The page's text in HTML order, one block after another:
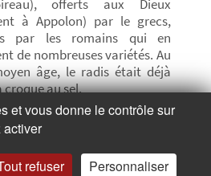
offerts aux Dieux
à Appolon) par le grecs,
par les romains qui en
de nombreuses variétés. Au
âge, le radis était déjà
croque au sel.
et vous donne le contrôle sur
activer
refuser Personnaliser